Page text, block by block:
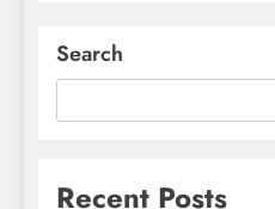
Search
Recent Posts